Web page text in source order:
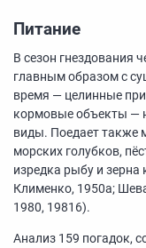
Питание
В сезон гнездования
главным образом с
время — целинные
кормовые объекты —
виды. Поедает также
морских голубков,
изредка рыбу и
Клименко, 1950а;
1980, 19816).
Анализ 159 погадок,